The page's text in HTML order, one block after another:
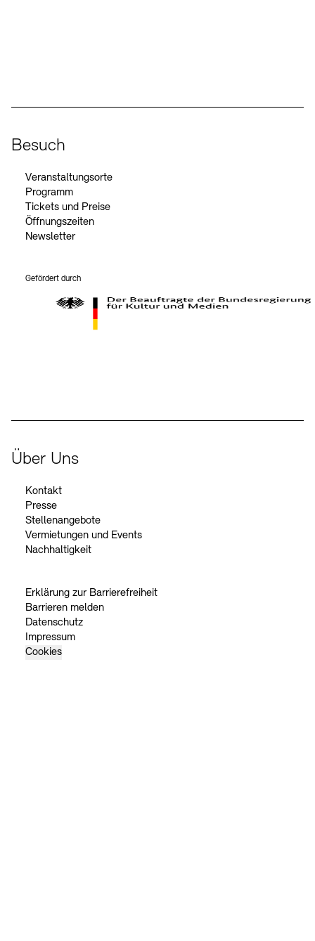
Besuch
Veranstaltungsorte
Programm
Tickets und Preise
Öffnungszeiten
Newsletter
Gefördert durch
Über Uns
Kontakt
Presse
Stellenangebote
Vermietungen und Events
Nachhaltigkeit
Erklärung zur Barrierefreiheit
Barrieren melden
Datenschutz
Impressum
Cookies